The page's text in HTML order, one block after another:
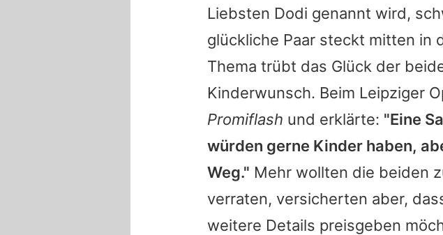
Liebsten Dodi genannt wird,
glückliche Paar steckt mitten in
Thema trübt das Glück der
Kinderwunsch. Beim Leipziger
Promiflash und erklärte: "Eine
würden gerne Kinder haben,
Weg." Mehr wollten die beiden
verraten, versicherten aber,
weitere Details preisgeben